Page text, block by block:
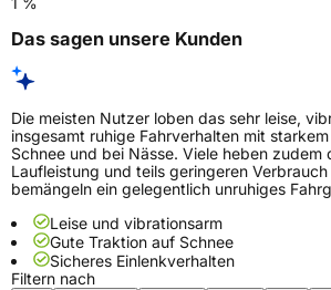
Das sagen unsere Kunden
Die meisten Nutzer loben das sehr leise,
insgesamt ruhige Fahrverhalten mit
Schnee und bei Nässe. Viele heben zudem
Laufleistung und teils geringeren
bemängeln ein gelegentlich unruhiges
Leise und vibrationsarm
Gute Traktion auf Schnee
Sicheres Einlenkverhalten
Filtern nach